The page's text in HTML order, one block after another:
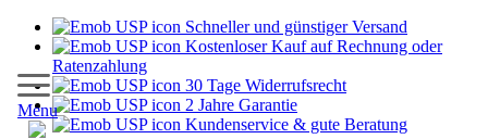
Schneller und günstiger Versand
Kostenloser Kauf auf Rechnung oder
Ratenzahlung
30 Tage Widerrufsrecht
2 Jahre Garantie
Kundenservice & gute Beratung
Menu